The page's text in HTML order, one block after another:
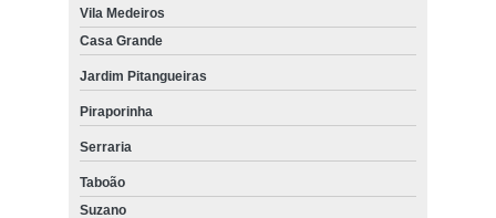
Vila Medeiros
Casa Grande
Jardim Pitangueiras
Piraporinha
Serraria
Taboão
Suzano